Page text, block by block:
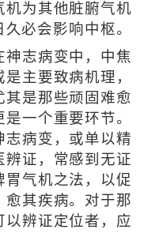
为其他脏腑气机
必会影响中枢。
志病变中，中焦
主要致病机理，
是那些顽固难愈
一个重要环节。
病变，或单以精
证，常感到无证
胃气机之法，以促
其疾病。对于那
辨证定位者，应